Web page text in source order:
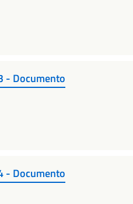
- Documento
- Documento